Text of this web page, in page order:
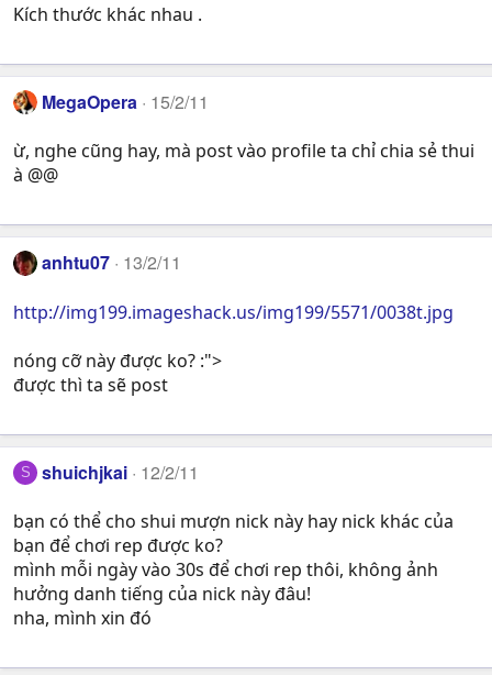
Kích thước khác nhau .
MegaOpera 15/2/11
ừ, nghe cũng hay, mà post vào profile ta chỉ chia sẻ thui
à @@
anhtu07 13/2/11
http://img199.imageshack.us/img199/5571/0038t.jpg
nóng cỡ này được ko? :">
được thì ta sẽ post
S shuichjkai 12/2/11
bạn có thể cho shui mượn nick này hay nick khác của
bạn để chơi rep được ko?
mình mỗi ngày vào 30s để chơi rep thôi, không ảnh
hưởng danh tiếng của nick này đâu!
nha, mình xin đó